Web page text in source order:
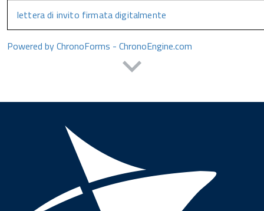
lettera di invito firmata digitalmente
Powered by ChronoForms - ChronoEngine.com